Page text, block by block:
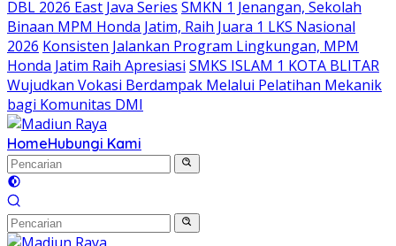
DBL 2026 East Java Series SMKN 1 Jenangan, Sekolah
Binaan MPM Honda Jatim, Raih Juara 1 LKS Nasional
2026 Konsisten Jalankan Program Lingkungan, MPM
Honda Jatim Raih Apresiasi SMKS ISLAM 1 KOTA BLITAR
Wujudkan Vokasi Berdampak Melalui Pelatihan Mekanik
bagi Komunitas DMI
HomeHubungi Kami